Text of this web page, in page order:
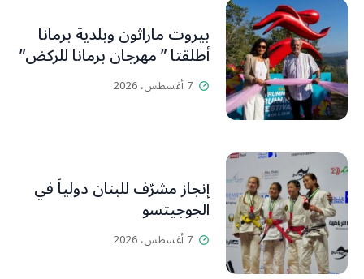
بيروت ماراثون وبلدية برمانا
أطلقتا ” مهرجان برمانا للركض”
7 أغسطس، 2026
إنجاز مشرّف للبنان دولياً في
الجوجيتسو
7 أغسطس، 2026